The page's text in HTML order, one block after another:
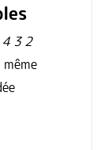
4 3 2